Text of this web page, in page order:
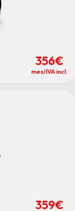
356€
mes/IVA incl.
359€